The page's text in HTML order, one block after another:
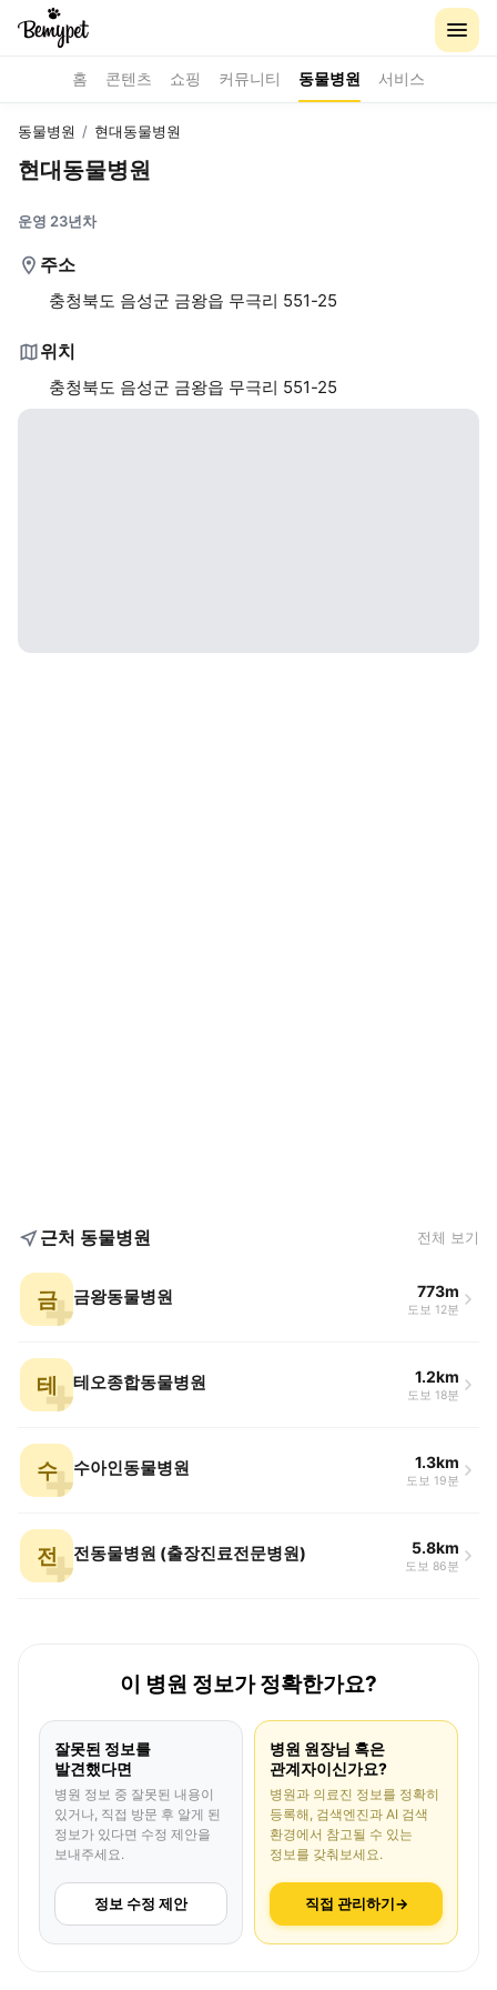
홈 콘텐츠 쇼핑 커뮤니티 동물병원 서비스
동물병원 / 현대동물병원
현대동물병원
운영 23년차
주소
충청북도 음성군 금왕읍 무극리 551-25
위치
충청북도 음성군 금왕읍 무극리 551-25
근처 동물병원 전체 보기
금 금왕동물병원 773m
도보 12분
테 테오종합동물병원 1.2km
도보 18분
수 수아인동물병원 1.3km
도보 19분
전 전동물병원 (출장진료전문병원) 5.8km
도보 86분
이 병원 정보가 정확한가요?
잘못된 정보를
발견했다면
병원 정보 중 잘못된 내용이
있거나, 직접 방문 후 알게 된
정보가 있다면 수정 제안을
보내주세요.
정보 수정 제안
병원 원장님 혹은
관계자이신가요?
병원과 의료진 정보를 정확히
등록해, 검색엔진과 AI 검색
환경에서 참고될 수 있는
정보를 갖춰보세요.
직접 관리하기→